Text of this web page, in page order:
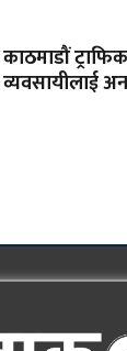
काठमाडौं
व्यवसायीलाई